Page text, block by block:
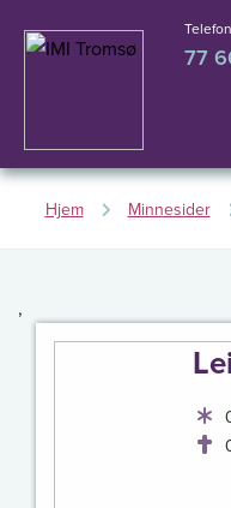
77
Hjem Minnesider
,